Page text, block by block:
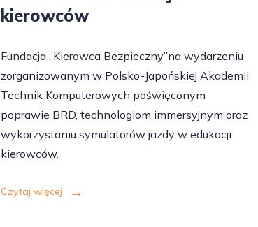
kierowców
Fundacja „Kierowca Bezpieczny”na wydarzeniu
zorganizowanym w Polsko-Japońskiej Akademii
Technik Komputerowych poświęconym
poprawie BRD, technologiom immersyjnym oraz
wykorzystaniu symulatorów jazdy w edukacji
kierowców.
Czytaj więcej